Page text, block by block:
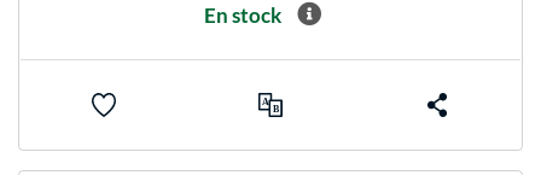
En stock